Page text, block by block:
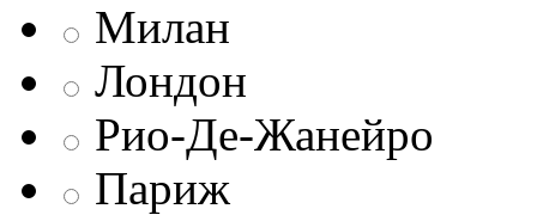
Милан
Лондон
Рио-Де-Жанейро
Париж